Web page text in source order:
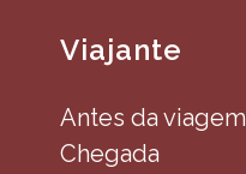
Viajante
Antes da viagem
Chegada